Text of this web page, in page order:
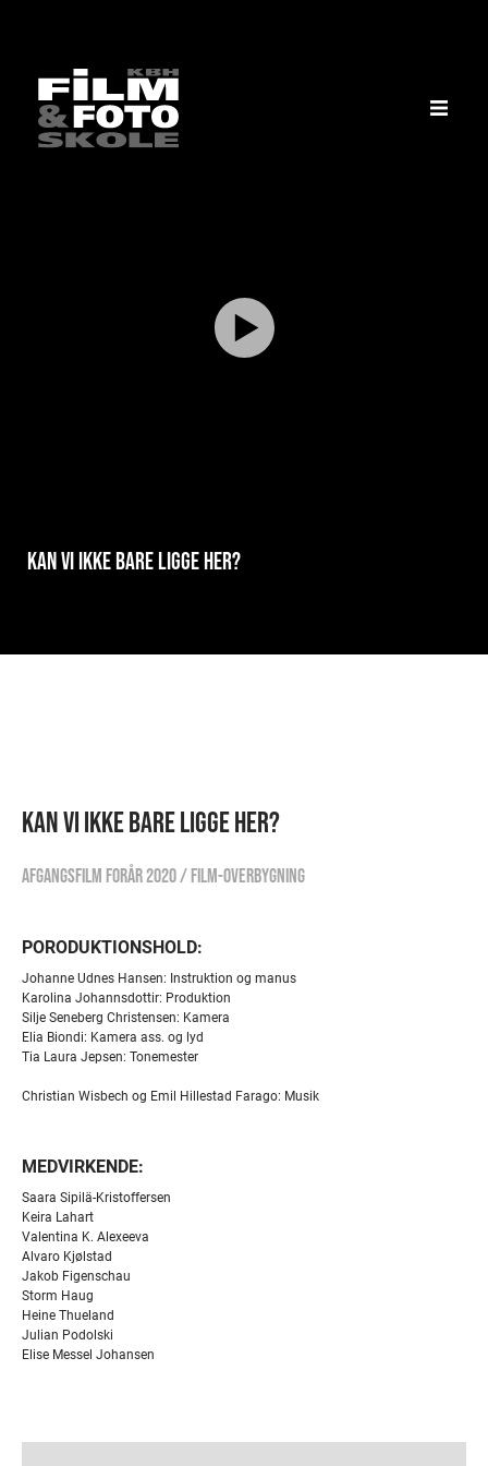
KAN VI IKKE BARE LIGGE HER?
KAN VI IKKE BARE LIGGE HER?
Afgangsfilm forår 2020 / Film-overbygning
PORODUKTIONSHOLD:
Johanne Udnes Hansen: Instruktion og manus
Karolina Johannsdottir: Produktion
Silje Seneberg Christensen: Kamera
Elia Biondi: Kamera ass. og lyd
Tia Laura Jepsen: Tonemester
Christian Wisbech og Emil Hillestad Farago: Musik
MEDVIRKENDE:
Saara Sipilä-Kristoffersen
Keira Lahart
Valentina K. Alexeeva
Alvaro Kjølstad
Jakob Figenschau
Storm Haug
Heine Thueland
Julian Podolski
Elise Messel Johansen